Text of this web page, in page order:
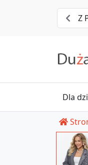
Z
Dla